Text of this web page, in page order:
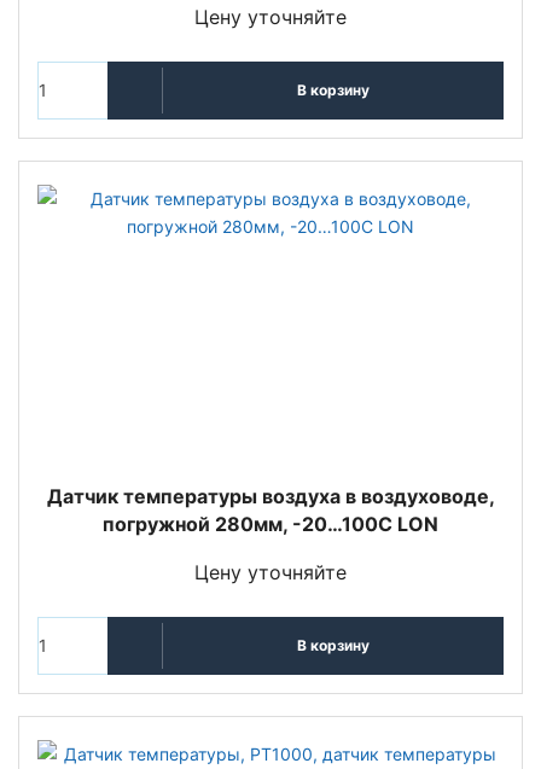
Цену уточняйте
В корзину
Датчик температуры воздуха в воздуховоде,
погружной 280мм, -20…100С LON
Цену уточняйте
В корзину